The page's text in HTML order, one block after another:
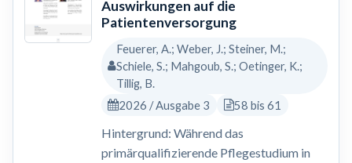
Auswirkungen auf die
Patientenversorgung
Feuerer, A.; Weber, J.; Steiner, M.;
Schiele, S.; Mahgoub, S.; Oetinger, K.;
Tillig, B.
2026 / Ausgabe 3
58 bis 61
Hintergrund: Während das
primärqualifizierende Pflegestudium in